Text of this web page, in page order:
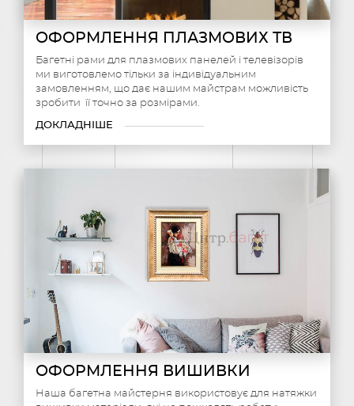
ОФОРМЛЕННЯ ПЛАЗМОВИХ ТВ
Багетні рами для плазмових панелей і телевізорів
ми виготовлемо тільки за індивідуальним
замовленням, що дає нашим майстрам можливість
зробити її точно за розмірами.
ДОКЛАДНІШЕ
ОФОРМЛЕННЯ ВИШИВКИ
Наша багетна майстерня використовує для натяжки